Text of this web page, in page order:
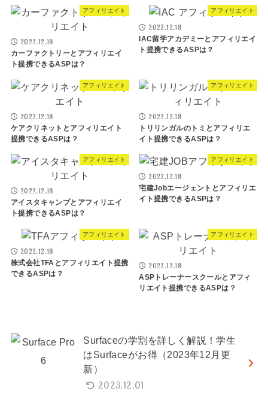
アフィリエイト
2022.12.18
カーファクトリーとアフィリエイ
ト提携できるASPは？
アフィリエイト
2022.12.18
IAC留学アカデミーとアフィリエイ
ト提携できるASPは？
アフィリエイト
2022.12.18
ケアクリネットとアフィリエイト
提携できるASPは？
アフィリエイト
2022.12.18
トリリンガルのトミとアフィリエ
イト提携できるASPは？
アフィリエイト
2022.12.18
アイスタキャンプとアフィリエイ
ト提携できるASPは？
アフィリエイト
2022.12.18
宅建Jobエージェントとアフィリエ
イト提携できるASPは？
アフィリエイト
2022.12.18
株式会社TFAとアフィリエイト提携
できるASPは？
アフィリエイト
2022.12.18
ASPトレーナースクールとアフィ
リエイト提携できるASPは？
Surfaceの学割を詳しく解説！学生
はSurfaceがお得（2023年12月更
新）
2023.12.01